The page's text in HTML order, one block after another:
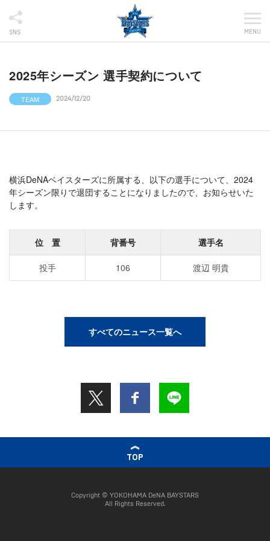
SNS MENU
2025年シーズン 選手契約について
TEAM 2024/12/20
横浜DeNAベイスターズに所属する、以下の選手について、2024
年シーズン限りで退団することになりましたので、お知らせいた
します。
位 置 背番号 選手名
投手 106 渡辺 明貴
すべてのニュース一覧へ
TOP
Copyright © YOKOHAMA DeNA BAYSTARS
All Rights Reserved.